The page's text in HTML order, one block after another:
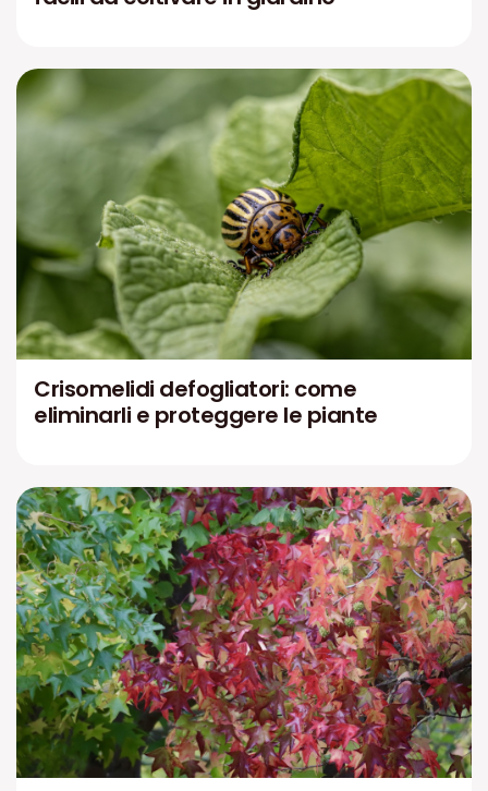
Crisomelidi defogliatori: come
eliminarli e proteggere le piante